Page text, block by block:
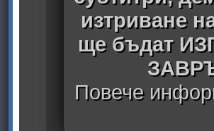
изтриване
ще бъдат
Повече